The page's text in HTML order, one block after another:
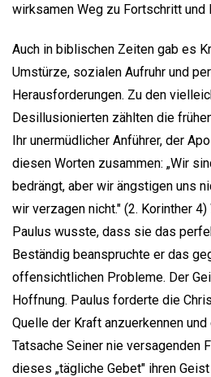
wirksamen Weg zu Fortschritt und
Auch in biblischen Zeiten gab es
Umstürze, sozialen Aufruhr und
Herausforderungen. Zu den
Desillusionierten zählten die
Ihr unermüdlicher Anführer, der
diesen Worten zusammen: „Wir
bedrängt, aber wir ängstigen uns
wir verzagen nicht." (2. Korinther
Paulus wusste, dass sie das
Beständig beanspruchte er das
offensichtlichen Probleme. Der
Hoffnung. Paulus forderte die
Quelle der Kraft anzuerkennen
Tatsache Seiner nie versagenden
dieses „tägliche Gebet" ihren